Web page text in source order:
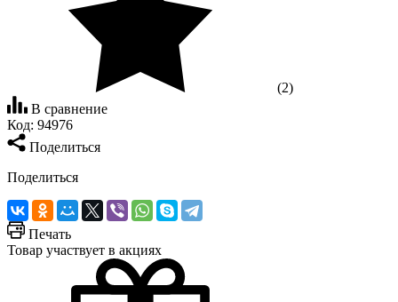
(2)
В сравнение
Код: 94976
Поделиться
Поделиться
Печать
Товар участвует в акциях